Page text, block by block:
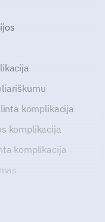
komplikacija
komplikacija
komplikacija